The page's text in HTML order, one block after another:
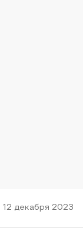
12 декабря 2023